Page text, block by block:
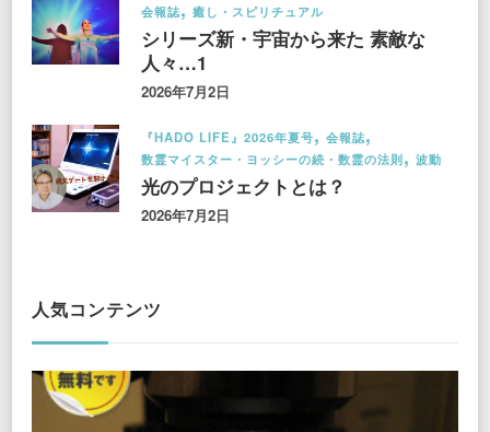
会報誌
癒し・スピリチュアル
シリーズ新・宇宙から来た 素敵な
人々…1
2026年7月2日
『HADO LIFE』2026年夏号
会報誌
数霊マイスター・ヨッシーの続・数霊の法則
波動
光のプロジェクトとは？
2026年7月2日
人気コンテンツ